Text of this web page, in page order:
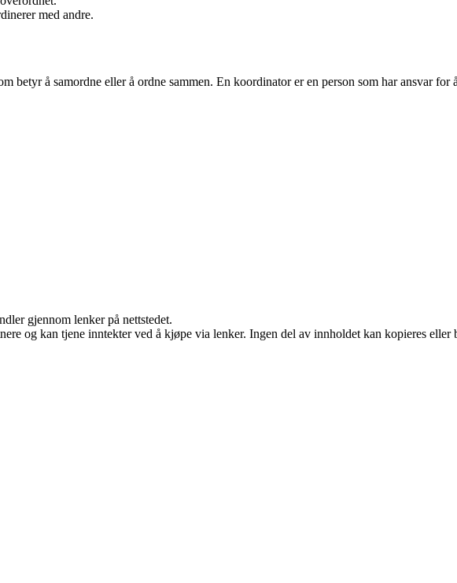
med andre.
betyr å samordne eller å ordne sammen. En koordinator er en person som har ansvar for
gjennom lenker på nettstedet.
og kan tjene inntekter ved å kjøpe via lenker. Ingen del av innholdet kan kopieres eller